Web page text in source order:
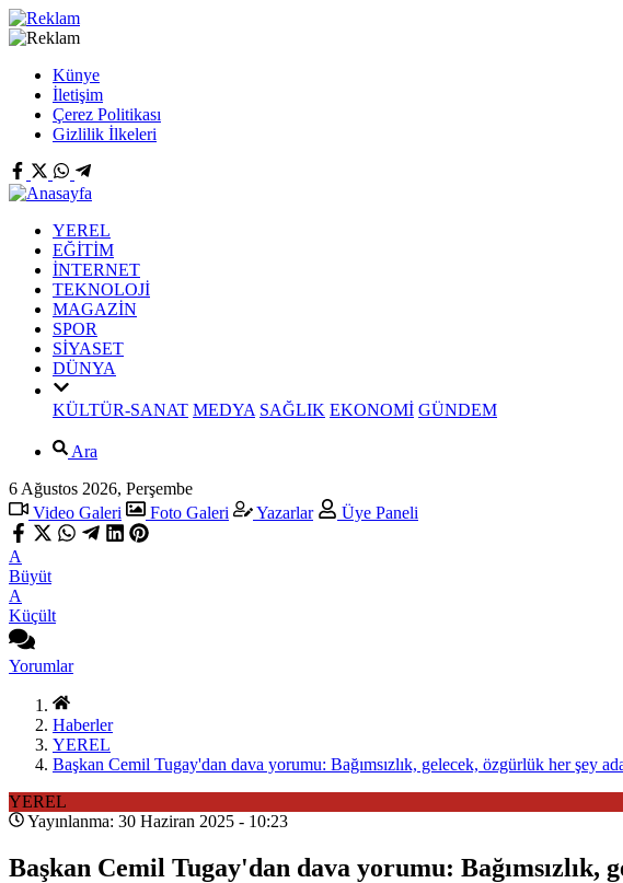
Künye
İletişim
Çerez Politikası
Gizlilik İlkeleri
YEREL
EĞİTİM
İNTERNET
TEKNOLOJİ
MAGAZİN
SPOR
SİYASET
DÜNYA
KÜLTÜR-SANAT MEDYA SAĞLIK EKONOMİ GÜNDEM
Ara
6 Ağustos 2026, Perşembe
Video Galeri
Foto Galeri Yazarlar Üye Paneli
A
Büyüt
A
Küçült
Yorumlar
Haberler
YEREL
Başkan Cemil Tugay'dan dava yorumu: Bağımsızlık, gelecek, özgürlük her şey
YEREL
Yayınlanma: 30 Haziran 2025 - 10:23
Başkan Cemil Tugay'dan dava yorumu: Bağımsızlık,